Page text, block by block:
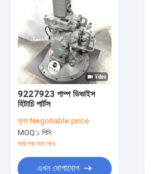
9227923 পাম্প ডিভাইস
হিটাচি পার্টস
মূল্য:Negotiable price
MOQ:১ পিসি
সর্বশেষ দাম পান
এখন যোগাযোগ